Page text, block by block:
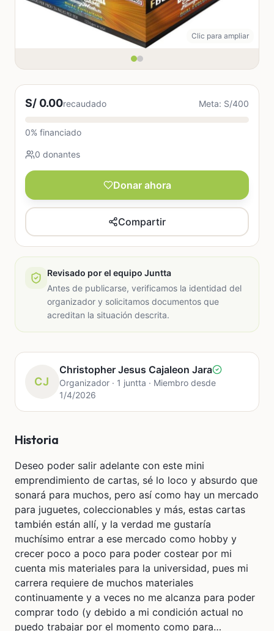
Clic para ampliar
S/ 0.00recaudado Meta: S/400
0% financiado
0 donantes
Donar ahora
Compartir
Revisado por el equipo Juntta
Antes de publicarse, verificamos la identidad del
organizador y solicitamos documentos que
acreditan la situación descrita.
CJ
Christopher Jesus Cajaleon Jara
Organizador · 1 juntta · Miembro desde
1/4/2026
Historia
Deseo poder salir adelante con este mini
emprendimiento de cartas, sé lo loco y absurdo que
sonará para muchos, pero así como hay un mercado
para juguetes, coleccionables y más, estas cartas
también están allí, y la verdad me gustaría
muchísimo entrar a ese mercado como hobby y
crecer poco a poco para poder costear por mi
cuenta mis materiales para la universidad, pues mi
carrera requiere de muchos materiales
continuamente y a veces no me alcanza para poder
comprar todo (y debido a mi condición actual no
puedo trabajar por el momento como para